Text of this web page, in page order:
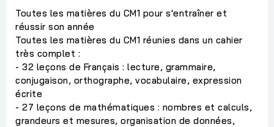
Toutes les matières du CM1 pour s'entraîner et
réussir son année
Toutes les matières du CM1 réunies dans un cahier
très complet :
- 32 leçons de Français : lecture, grammaire,
conjugaison, orthographe, vocabulaire, expression
écrite
- 27 leçons de mathématiques : nombres et calculs,
grandeurs et mesures, organisation de données,